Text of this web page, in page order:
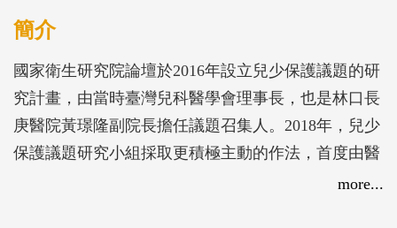
簡介
國家衛生研究院論壇於2016年設立兒少保護議題的研
究計畫，由當時臺灣兒科醫學會理事長，也是林口長
庚醫院黃璟隆副院長擔任議題召集人。2018年，兒少
保護議題研究小組採取更積極主動的作法，首度由醫
療機構與警政單位攜手合作，嘗試將「戰線」拉到更
more...